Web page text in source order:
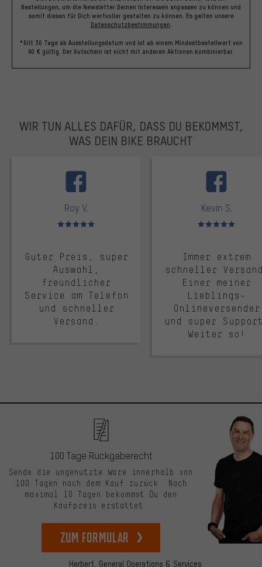
Bestellungen, um die Newsletter Deinen Interessen anpassen zu können und
somit diesen für Dich wertvoller gestalten zu können. Es gelten unsere
Datenschutzbestimmungen.
*Gilt 30 Tage ab Ausstellungsdatum und ist ab einem Mindestbestellwert von
60 € gültig. Der Gutschein ist nicht mit anderen Aktionen kombinierbar.
WIR TUN ALLES DAFÜR, DASS DU BEKOMMST,
WAS DEIN BIKE BRAUCHT
Roy V.
Bewertungen: 5 von 5
Guter Preis, super
Auswahl,
freundlicher
Service am Telefon
und schneller
Versand.
Kevin S.
Bewertungen: 5 von 5
Immer extrem
schneller
Einer meiner
Lieblings-
Onlineversender
und super
Weiter so!
Herbert, General Operations & Services
100 Tage Rückgaberecht
Sende die ungenutzte Ware innerhalb von
100 Tagen nach dem Kauf zurück. Nach
maximal 10 Tagen bekommst Du den
Kaufpreis erstattet.
zum Formular